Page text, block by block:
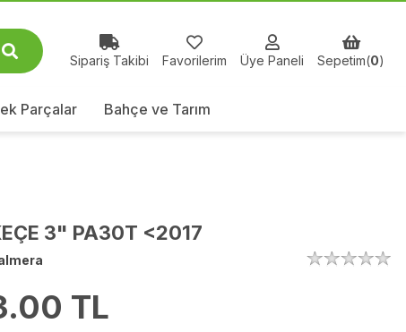
Sipariş Takibi Favorilerim Üye Paneli Sepetim(0)
Parçalar Bahçe ve Tarım
3" PA30T <2017
TL